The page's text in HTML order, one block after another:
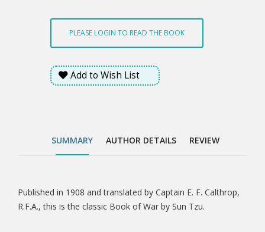
PLEASE LOGIN TO READ THE BOOK
Add to Wish List
SUMMARY AUTHOR DETAILS REVIEW
Tab
Published in 1908 and translated by Captain E. F. Calthrop,
R.F.A., this is the classic Book of War by Sun Tzu.